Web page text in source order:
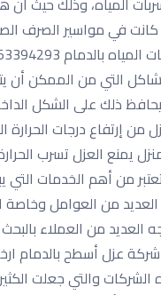
أو كانت في مواسير
التي من الممكن
يحافظ ذلك على الشكل
إرتفاع درجات
يمنع العزل تسرب
أهم الخدمات التي
من العوامل
العديد من
عزل أسطح بالدمام
الشركات والتي جعلت